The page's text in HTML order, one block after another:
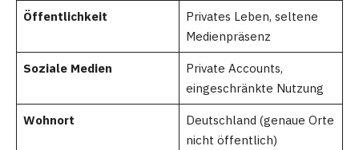
Öffentlichkeit
Privates Leben, seltene
Medienpräsenz
Soziale Medien
Private Accounts,
eingeschränkte Nutzung
Wohnort
Deutschland (genaue Orte
nicht öffentlich)